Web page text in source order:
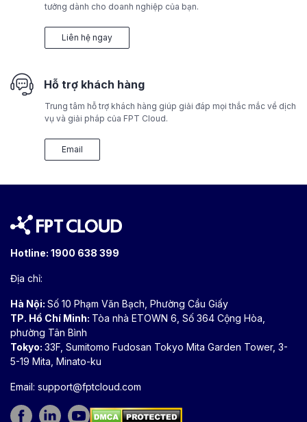
tưởng dành cho doanh nghiệp của bạn.
Liên hệ ngay
Hỗ trợ khách hàng
Trung tâm hỗ trợ khách hàng giúp giải đáp mọi thắc mắc về dịch
vụ và giải pháp của FPT Cloud.
Email
Hotline: 1900 638 399
Địa chỉ:
Hà Nội: Số 10 Phạm Văn Bạch, Phường Cầu Giấy
TP. Hồ Chí Minh: Tòa nhà ETOWN 6, Số 364 Cộng Hòa,
phường Tân Bình
Tokyo: 33F, Sumitomo Fudosan Tokyo Mita Garden Tower, 3-
5-19 Mita, Minato-ku
Email: support@fptcloud.com